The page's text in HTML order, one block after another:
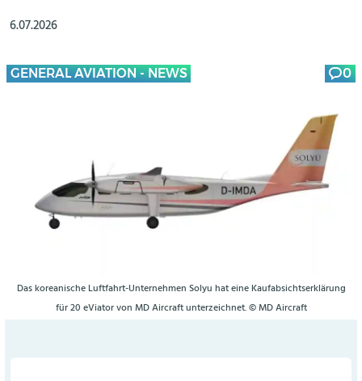
6.07.2026
GENERAL AVIATION - NEWS 0
Das koreanische Luftfahrt-Unternehmen Solyu hat eine Kaufabsichtserklärung
für 20 eViator von MD Aircraft unterzeichnet. © MD Aircraft